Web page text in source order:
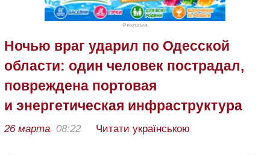
Реклама
Ночью враг ударил по Одесской
области: один человек пострадал,
повреждена портовая
и энергетическая инфраструктура
26 марта, 08:22 Читати українською